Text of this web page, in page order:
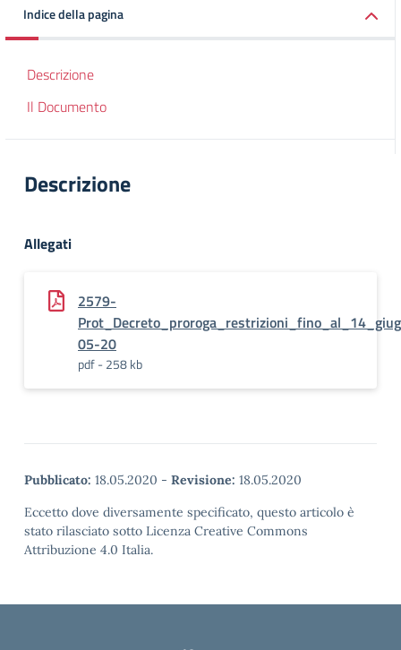
Indice della pagina
Descrizione
Il Documento
Descrizione
Allegati
2579-
05-20
pdf - 258 kb
Pubblicato: 18.05.2020 - Revisione: 18.05.2020
Eccetto dove diversamente specificato, questo articolo è
stato rilasciato sotto Licenza Creative Commons
Attribuzione 4.0 Italia.